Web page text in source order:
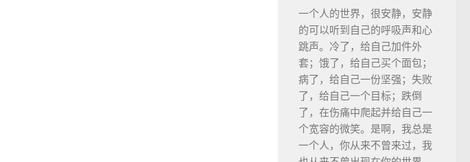
一个人的世界，很安静，安静
的可以听到自己的呼吸声和心
跳声。冷了，给自己加件外
套；饿了，给自己买个面包；
病了，给自己一份坚强；失败
了，给自己一个目标；跌倒
了，在伤痛中爬起并给自己一
个宽容的微笑。是啊，我总是
一个人，你从来不曾来过，我